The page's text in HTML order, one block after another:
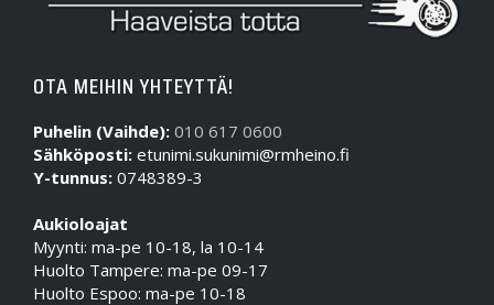
OTA MEIHIN YHTEYTTÄ!
Puhelin (Vaihde): 010 617 0600
Sähköposti: etunimi.sukunimi@rmheino.fi
Y-tunnus: 0748389-3
Aukioloajat
Myynti: ma-pe 10-18, la 10-14
Huolto Tampere: ma-pe 09-17
Huolto Espoo: ma-pe 10-18